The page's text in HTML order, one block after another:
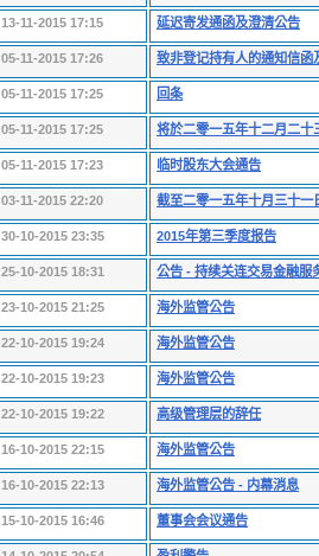
13-11-2015 17:15 延迟寄发通函及澄清公告
05-11-2015 17:26 致非登记持有人的通知信函
05-11-2015 17:25 回条
05-11-2015 17:25 将於二零一五年十二月二十
05-11-2015 17:23 临时股东大会通告
03-11-2015 22:20 截至二零一五年十月三十一
30-10-2015 23:35 2015年第三季度报告
25-10-2015 18:31 公告 - 持续关连交易金融服
23-10-2015 21:25 海外监管公告
22-10-2015 19:24 海外监管公告
22-10-2015 19:23 海外监管公告
22-10-2015 19:22 高级管理层的辞任
16-10-2015 22:15 海外监管公告
16-10-2015 22:13 海外监管公告 - 内幕消息
15-10-2015 16:46 董事会会议通告